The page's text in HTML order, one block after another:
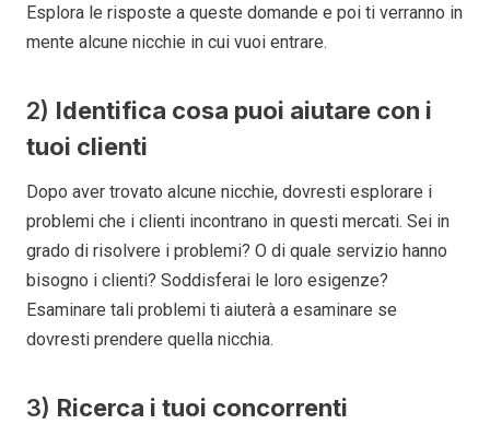
Esplora le risposte a queste domande e poi ti verranno in
mente alcune nicchie in cui vuoi entrare.
2) Identifica cosa puoi aiutare con i
tuoi clienti
Dopo aver trovato alcune nicchie, dovresti esplorare i
problemi che i clienti incontrano in questi mercati. Sei in
grado di risolvere i problemi? O di quale servizio hanno
bisogno i clienti? Soddisferai le loro esigenze?
Esaminare tali problemi ti aiuterà a esaminare se
dovresti prendere quella nicchia.
3) Ricerca i tuoi concorrenti